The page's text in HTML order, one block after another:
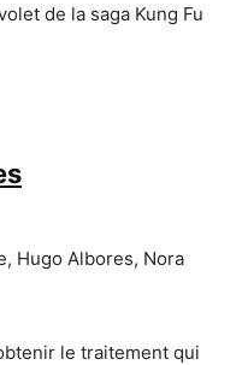
de la saga Kung Fu
Hugo Albores, Nora
le traitement qui